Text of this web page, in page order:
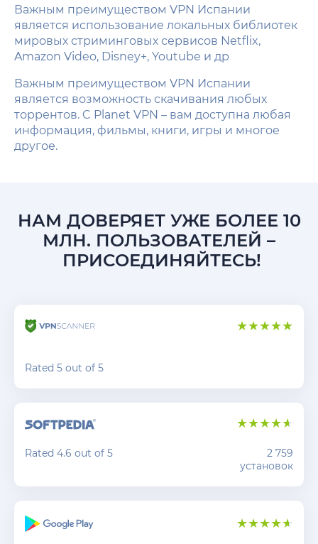
Важным преимуществом VPN Испании
является использование локальных библиотек
мировых стриминговых сервисов Netflix,
Amazon Video, Disney+, Youtube и др
Важным преимуществом VPN Испании
является возможность скачивания любых
торрентов. C Planet VPN – вам доступна любая
информация, фильмы, книги, игры и многое
другое.
НАМ ДОВЕРЯЕТ УЖЕ БОЛЕЕ 10
МЛН. ПОЛЬЗОВАТЕЛЕЙ –
ПРИСОЕДИНЯЙТЕСЬ!
Rated 5 out of 5
Rated 4.6 out of 5
2 759
установок